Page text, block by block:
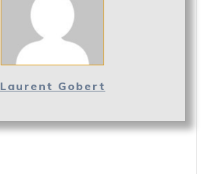
Laurent Gobert